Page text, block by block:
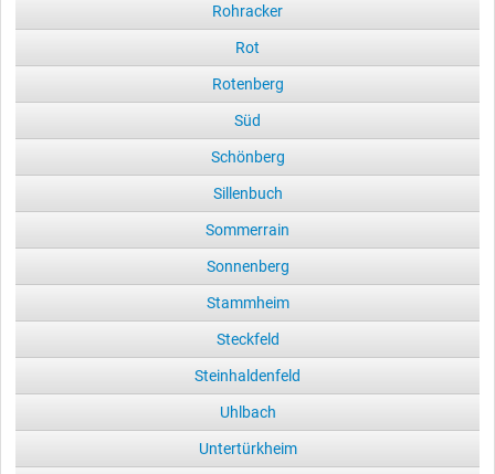
Rohracker
Rot
Rotenberg
Süd
Schönberg
Sillenbuch
Sommerrain
Sonnenberg
Stammheim
Steckfeld
Steinhaldenfeld
Uhlbach
Untertürkheim